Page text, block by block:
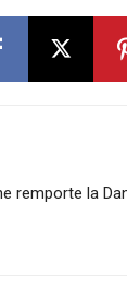
remporte la